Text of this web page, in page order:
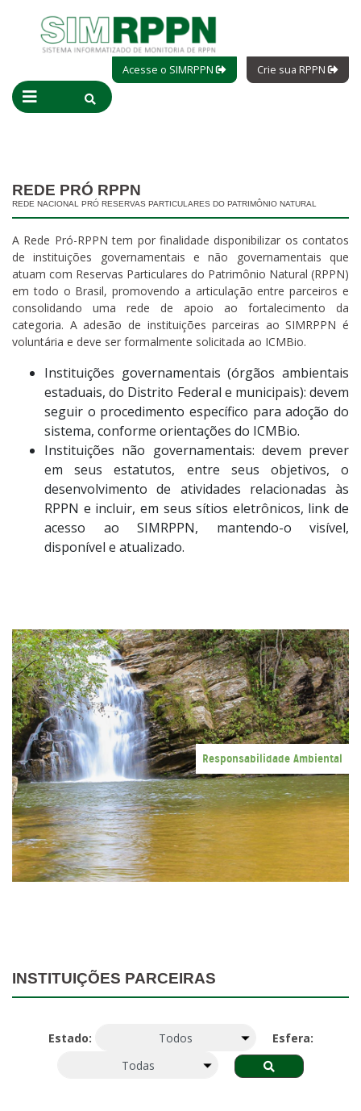
Acesse o SIMRPPN Crie sua RPPN
REDE PRÓ RPPN
REDE NACIONAL PRÓ RESERVAS PARTICULARES DO PATRIMÔNIO NATURAL
A Rede Pró-RPPN tem por finalidade disponibilizar os contatos
de instituições governamentais e não governamentais que
atuam com Reservas Particulares do Patrimônio Natural (RPPN)
em todo o Brasil, promovendo a articulação entre parceiros e
consolidando uma rede de apoio ao fortalecimento da
categoria. A adesão de instituições parceiras ao SIMRPPN é
voluntária e deve ser formalmente solicitada ao ICMBio.
Instituições governamentais (órgãos ambientais
estaduais, do Distrito Federal e municipais): devem
seguir o procedimento específico para adoção do
sistema, conforme orientações do ICMBio.
Instituições não governamentais: devem prever
em seus estatutos, entre seus objetivos, o
desenvolvimento de atividades relacionadas às
RPPN e incluir, em seus sítios eletrônicos, link de
acesso ao SIMRPPN, mantendo-o visível,
disponível e atualizado.
Responsabilidade Ambiental
INSTITUIÇÕES PARCEIRAS
Estado: Esfera: